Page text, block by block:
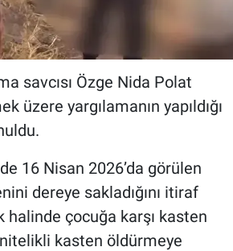
savcısı Özge Nida Polat
üzere yargılamanın yapıldığı
16 Nisan 2026’da görülen
dereye sakladığını itiraf
çocuğa karşı kasten
kasten öldürmeye